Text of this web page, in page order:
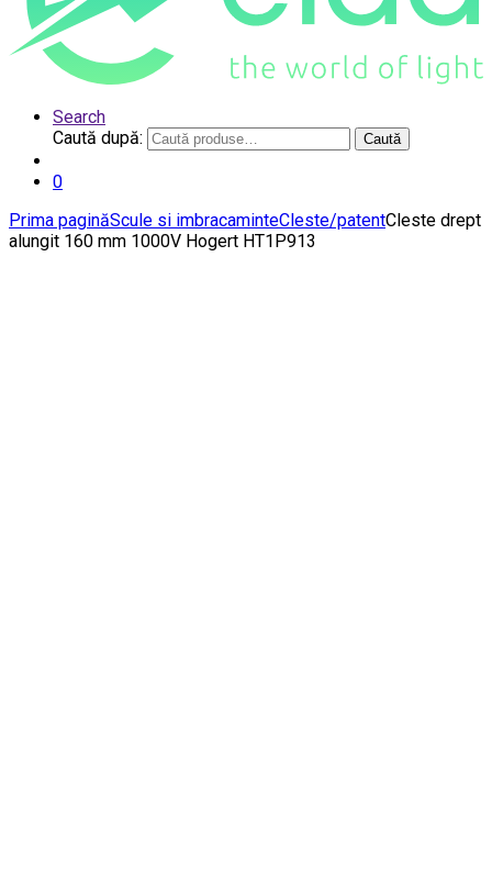
Search
Caută după:
Caută
0
Prima paginăScule si imbracaminteCleste/patentCleste drept
alungit 160 mm 1000V Hogert HT1P913